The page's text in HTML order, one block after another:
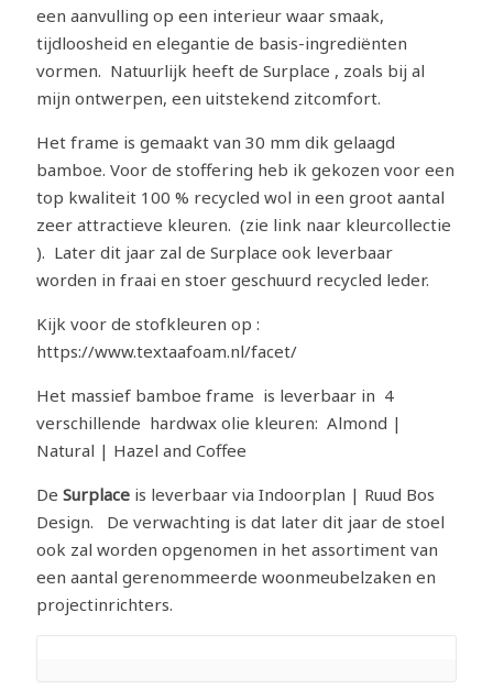
een aanvulling op een interieur waar smaak,
tijdloosheid en elegantie de basis-ingrediënten
vormen. Natuurlijk heeft de Surplace , zoals bij al
mijn ontwerpen, een uitstekend zitcomfort.
Het frame is gemaakt van 30 mm dik gelaagd
bamboe. Voor de stoffering heb ik gekozen voor een
top kwaliteit 100 % recycled wol in een groot aantal
zeer attractieve kleuren. (zie link naar kleurcollectie
). Later dit jaar zal de Surplace ook leverbaar
worden in fraai en stoer geschuurd recycled leder.
Kijk voor de stofkleuren op :
https://www.textaafoam.nl/facet/
Het massief bamboe frame is leverbaar in 4
verschillende hardwax olie kleuren: Almond |
Natural | Hazel and Coffee
De Surplace is leverbaar via Indoorplan | Ruud Bos
Design. De verwachting is dat later dit jaar de stoel
ook zal worden opgenomen in het assortiment van
een aantal gerenommeerde woonmeubelzaken en
projectinrichters.